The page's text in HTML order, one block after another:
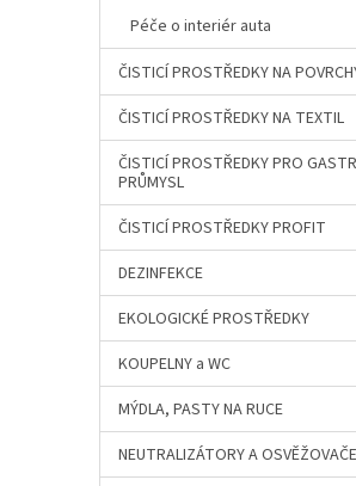
a
e
Péče o interiér auta
ČISTICÍ PROSTŘEDKY NA
ČISTICÍ PROSTŘEDKY NA TEXTIL
ČISTICÍ PROSTŘEDKY PRO
PRŮMYSL
ČISTICÍ PROSTŘEDKY PROFIT
DEZINFEKCE
EKOLOGICKÉ PROSTŘEDKY
KOUPELNY a WC
MÝDLA, PASTY NA RUCE
NEUTRALIZÁTORY A OSVĚŽOVAČE